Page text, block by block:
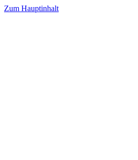
Zum Hauptinhalt